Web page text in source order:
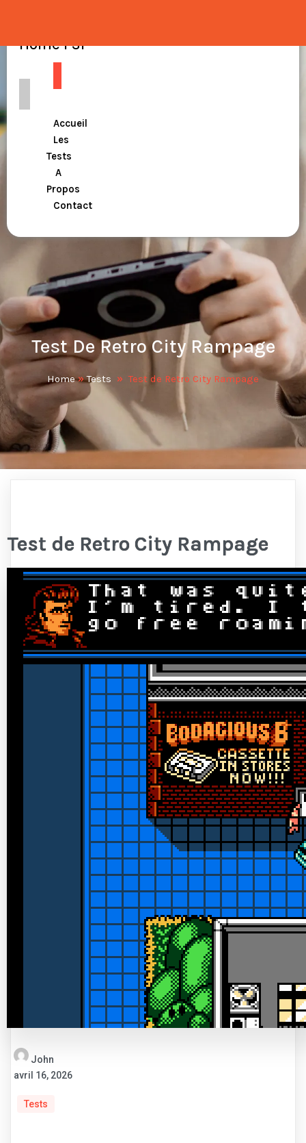
Home PSP
Accueil
Les
Tests
A
Propos
Contact
Test De Retro City Rampage
Home»Tests » Test de Retro City Rampage
Test de Retro City Rampage
John
avril 16, 2026
Tests